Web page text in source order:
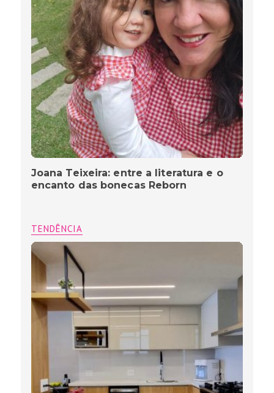
Joana Teixeira: entre a literatura e o
encanto das bonecas Reborn
TENDÊNCIA